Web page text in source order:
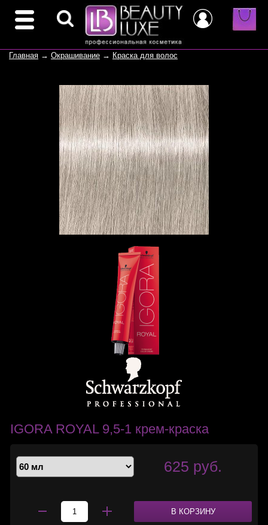
Главная → Окрашивание → Краска для волос
IGORA ROYAL 9,5-1 крем-краска
625 руб.
В КОРЗИНУ